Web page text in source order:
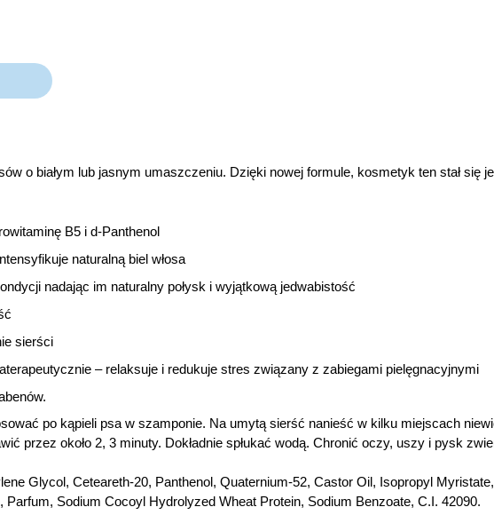
o białym lub jasnym umaszczeniu. Dzięki nowej formule, kosmetyk ten stał się
B5 i d-Panthenol
naturalną biel włosa
nadając im naturalny połysk i wyjątkową jedwabistość
sierści
– relaksuje i redukuje stres związany z zabiegami pielęgnacyjnymi
po kąpieli psa w szamponie. Na umytą sierść nanieść w kilku miejscach
przez około 2, 3 minuty. Dokładnie spłukać wodą. Chronić oczy, uszy i pysk
Glycol, Ceteareth-20, Panthenol, Quaternium-52, Castor Oil, Isopropyl
Sodium Cocoyl Hydrolyzed Wheat Protein, Sodium Benzoate, C.I. 42090.